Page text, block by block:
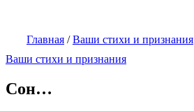
Главная /Ваши стихи и признания
Ваши стихи и признания
Сон…